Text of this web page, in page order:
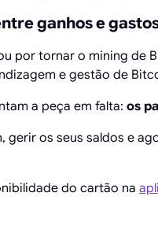
ganhos e
por tornar o mining de
e gestão de
a peça em falta: os
gerir os seus saldos e
do cartão na